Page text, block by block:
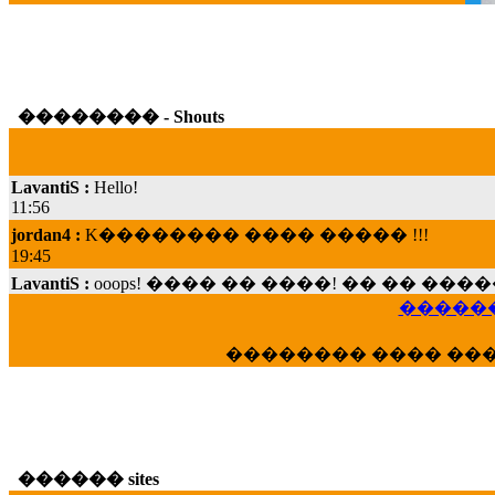
�������� - Shouts
11:56
jordan4 :
19:45
LavantiS :
���; ���� ��� ��� �������� ����
veronica :E���� 2012 ��� ����� ���
�������� ����
������ sites